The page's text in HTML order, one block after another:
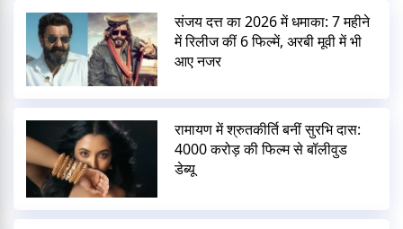
संजय दत्त का 2026 में धमाका: 7 महीने
में रिलीज कीं 6 फिल्में, अरबी मूवी में भी
आए नजर
रामायण में श्रुतकीर्ति बनीं सुरभि दास:
4000 करोड़ की फिल्म से बॉलीवुड
डेब्यू